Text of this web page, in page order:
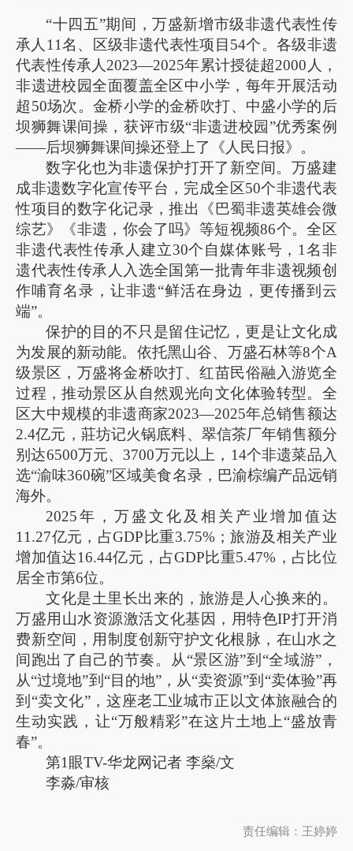
“十四五”期间，万盛新增市级非遗代表性传
承人11名、区级非遗代表性项目54个。各级非遗
代表性传承人2023—2025年累计授徒超2000人，
非遗进校园全面覆盖全区中小学，每年开展活动
超50场次。金桥小学的金桥吹打、中盛小学的后
坝狮舞课间操，获评市级“非遗进校园”优秀案例
——后坝狮舞课间操还登上了《人民日报》。
数字化也为非遗保护打开了新空间。万盛建
成非遗数字化宣传平台，完成全区50个非遗代表
性项目的数字化记录，推出《巴蜀非遗英雄会微
综艺》《非遗，你会了吗》等短视频86个。全区
非遗代表性传承人建立30个自媒体账号，1名非
遗代表性传承人入选全国第一批青年非遗视频创
作哺育名录，让非遗“鲜活在身边，更传播到云
端”。
保护的目的不只是留住记忆，更是让文化成
为发展的新动能。依托黑山谷、万盛石林等8个A
级景区，万盛将金桥吹打、红苗民俗融入游览全
过程，推动景区从自然观光向文化体验转型。全
区大中规模的非遗商家2023—2025年总销售额达
2.4亿元，莊坊记火锅底料、翠信茶厂年销售额分
别达6500万元、3700万元以上，14个非遗菜品入
选“渝味360碗”区域美食名录，巴渝棕编产品远销
海外。
2025年，万盛文化及相关产业增加值达
11.27亿元，占GDP比重3.75%；旅游及相关产业
增加值达16.44亿元，占GDP比重5.47%，占比位
居全市第6位。
文化是土里长出来的，旅游是人心换来的。
万盛用山水资源激活文化基因，用特色IP打开消
费新空间，用制度创新守护文化根脉，在山水之
间跑出了自己的节奏。从“景区游”到“全域游”，
从“过境地”到“目的地”，从“卖资源”到“卖体验”再
到“卖文化”，这座老工业城市正以文体旅融合的
生动实践，让“万般精彩”在这片土地上“盛放青
春”。
第1眼TV-华龙网记者 李燊/文
李淼/审核
责任编辑：王婷婷